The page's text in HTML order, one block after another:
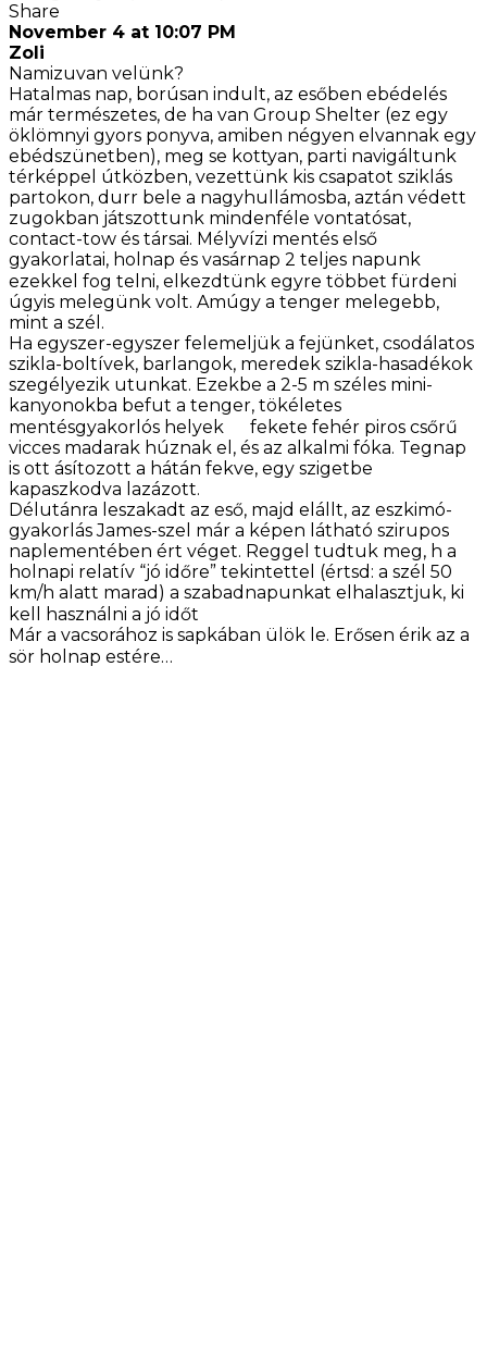
Share
November 4 at 10:07 PM
Zoli
Namizuvan velünk?
Hatalmas nap, borúsan indult, az esőben ebédelés
már természetes, de ha van Group Shelter (ez egy
öklömnyi gyors ponyva, amiben négyen elvannak egy
ebédszünetben), meg se kottyan, parti navigáltunk
térképpel útközben, vezettünk kis csapatot sziklás
partokon, durr bele a nagyhullámosba, aztán védett
zugokban játszottunk mindenféle vontatósat,
contact-tow és társai. Mélyvízi mentés első
gyakorlatai, holnap és vasárnap 2 teljes napunk
ezekkel fog telni, elkezdtünk egyre többet fürdeni
úgyis melegünk volt. Amúgy a tenger melegebb,
mint a szél.
Ha egyszer-egyszer felemeljük a fejünket, csodálatos
szikla-boltívek, barlangok, meredek szikla-hasadékok
szegélyezik utunkat. Ezekbe a 2-5 m széles mini-
kanyonokba befut a tenger, tökéletes
mentésgyakorlós helyek
fekete fehér piros csőrű
vicces madarak húznak el, és az alkalmi fóka. Tegnap
is ott ásítozott a hátán fekve, egy szigetbe
kapaszkodva lazázott.
Délutánra leszakadt az eső, majd elállt, az eszkimó-
gyakorlás James-szel már a képen látható szirupos
naplementében ért véget. Reggel tudtuk meg, h a
holnapi relatív “jó időre” tekintettel (értsd: a szél 50
km/h alatt marad) a szabadnapunkat elhalasztjuk, ki
kell használni a jó időt
Már a vacsorához is sapkában ülök le. Erősen érik az a
sör holnap estére…